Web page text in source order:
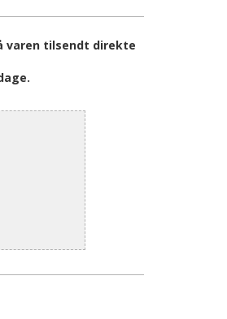
varen tilsendt direkte